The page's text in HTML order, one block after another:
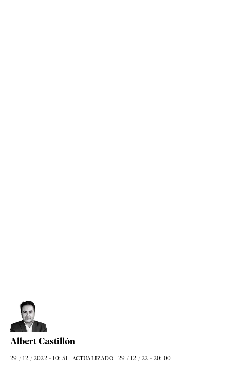
Albert Castillón
29 / 12 / 2022 - 10: 51 ACTUALIZADO 29 / 12 / 22 - 20: 00